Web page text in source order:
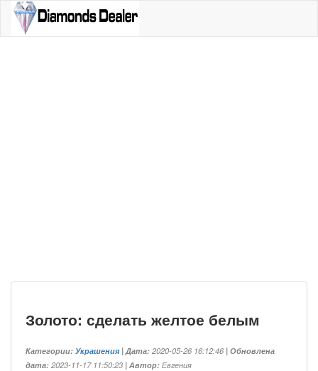
Золото: сделать желтое белым
Категории:Украшения | Дата:2020-05-26 16:12:46| Обновлена
дата:2023-11-17 11:50:23 | Автор:Евгения